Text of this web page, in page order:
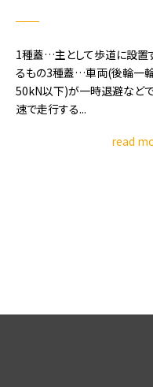
1種蓋…主として歩道に設置
るもの3種蓋…車両(後輪一
50kN以下)が一時退避など
速で走行する...
read